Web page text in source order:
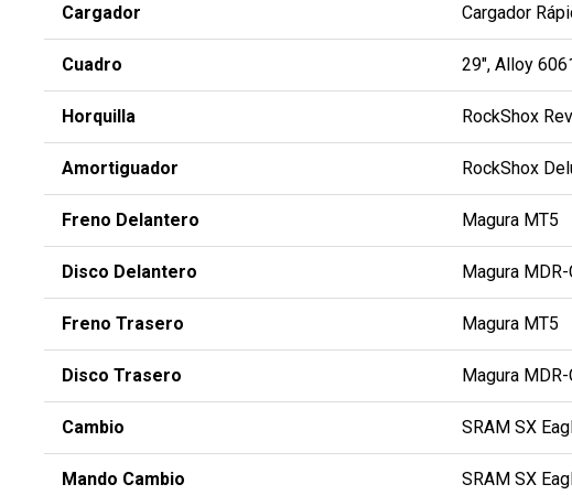
Cargador Cargador
Cuadro 29″, Alloy
Horquilla RockShox
Amortiguador RockShox
Freno Delantero Magura MT5
Disco Delantero Magura
Freno Trasero Magura MT5
Disco Trasero Magura
Cambio SRAM SX
Mando Cambio SRAM SX